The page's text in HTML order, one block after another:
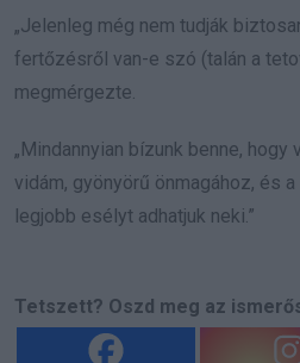
„Jelenleg még nem tudják
fertőzésről van-e szó (talán a
megmérgezte.
„Mindannyian bízunk benne,
vidám, gyönyörű önmagához, és
legjobb esélyt adhatjuk neki.”
Tetszett? Oszd meg az